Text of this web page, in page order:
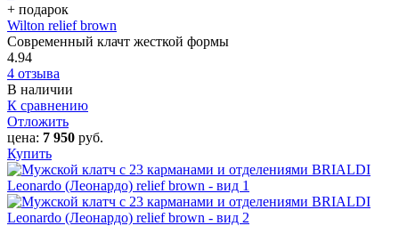
+ подарок
Wilton relief brown
Современный клачт жесткой формы
4.94
4 отзыва
В наличии
К сравнению
Отложить
цена: 7 950 руб.
Купить